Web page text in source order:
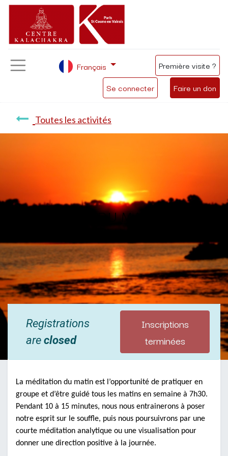
Se connecter Faire un don
Français Première visite ?
Toutes les activités
Méditation du matin
Registrations
areclosed
Inscriptions
terminées
La méditation du matin est l’opportunité de pratiquer en
groupe et d’être guidé tous les matins en semaine à 7h30.
Pendant 10 à 15 minutes, nous nous entrainerons à poser
notre esprit sur le souffle, puis nous poursuivrons par une
courte méditation analytique ou une visualisation pour
donner une direction positive à la journée.